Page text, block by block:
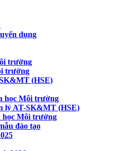
dụng
trường
trường
(HSE)
học Môi trường
lý AT-SK&MT (HSE)
học Môi trường
đào tạo